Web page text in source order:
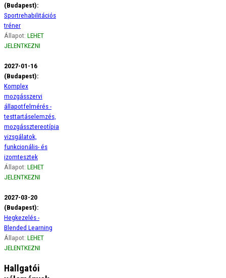
(Budapest):
Sportrehabilitációs
tréner
Állapot: LEHET
JELENTKEZNI
2027-01-16
(Budapest):
Komplex
mozgásszervi
állapotfelmérés -
testtartáselemzés,
mozgássztereotípia
vizsgálatok,
funkcionális- és
izomtesztek
Állapot: LEHET
JELENTKEZNI
2027-03-20
(Budapest):
Hegkezelés -
Blended Learning
Állapot: LEHET
JELENTKEZNI
Hallgatói